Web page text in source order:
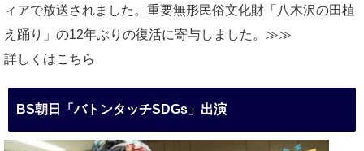
ィアで放送されました。重要無形民俗文化財「八木沢の田植
え踊り」の12年ぶりの復活に寄与しました。≫≫
詳しくはこちら
BS朝日「バトンタッチSDGs」出演